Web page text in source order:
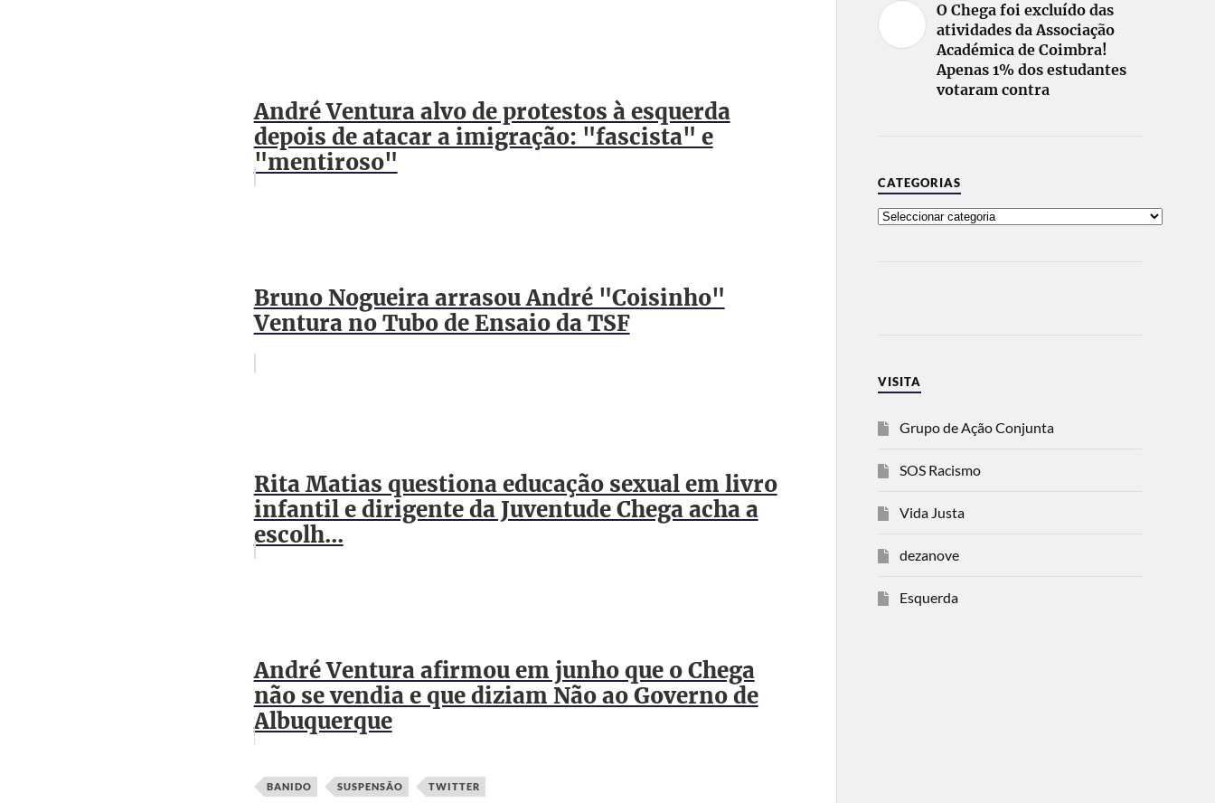
André Ventura alvo de protestos à esquerda
depois de atacar a imigração: "fascista" e
"mentiroso"
Bruno Nogueira arrasou André "Coisinho"
Ventura no Tubo de Ensaio da TSF
Rita Matias questiona educação sexual em livro
infantil e dirigente da Juventude Chega acha a
escolh...
André Ventura afirmou em junho que o Chega
não se vendia e que diziam Não ao Governo de
Albuquerque
BANIDO SUSPENSÃO TWITTER
O Chega foi excluído das
atividades da Associação
Académica de Coimbra!
Apenas 1% dos estudantes
votaram contra
CATEGORIAS
VISITA
Grupo de Ação Conjunta
SOS Racismo
Vida Justa
dezanove
Esquerda